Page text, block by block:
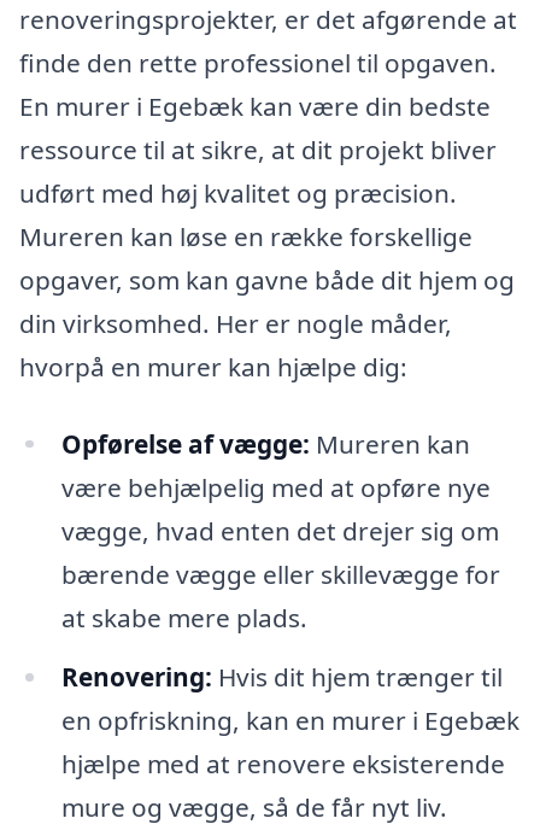
renoveringsprojekter, er det afgørende at
finde den rette professionel til opgaven.
En murer i Egebæk kan være din bedste
ressource til at sikre, at dit projekt bliver
udført med høj kvalitet og præcision.
Mureren kan løse en række forskellige
opgaver, som kan gavne både dit hjem og
din virksomhed. Her er nogle måder,
hvorpå en murer kan hjælpe dig:
Opførelse af vægge: Mureren kan
være behjælpelig med at opføre nye
vægge, hvad enten det drejer sig om
bærende vægge eller skillevægge for
at skabe mere plads.
Renovering: Hvis dit hjem trænger til
en opfriskning, kan en murer i Egebæk
hjælpe med at renovere eksisterende
mure og vægge, så de får nyt liv.